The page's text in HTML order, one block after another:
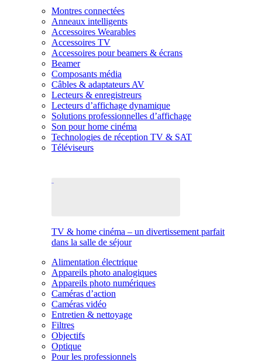
Montres connectées
Anneaux intelligents
Accessoires Wearables
Accessoires TV
Accessoires pour beamers & écrans
Beamer
Composants média
Câbles & adaptateurs AV
Lecteurs & enregistreurs
Lecteurs d’affichage dynamique
Solutions professionnelles d’affichage
Son pour home cinéma
Technologies de réception TV & SAT
Téléviseurs
TV & home cinéma – un divertissement parfait
dans la salle de séjour
Alimentation électrique
Appareils photo analogiques
Appareils photo numériques
Caméras d’action
Caméras vidéo
Entretien & nettoyage
Filtres
Objectifs
Optique
Pour les professionnels